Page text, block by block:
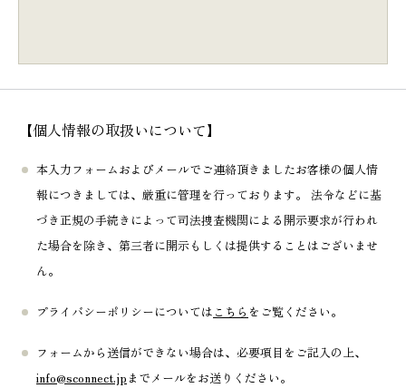
【個人情報の取扱いについて】
本入力フォームおよびメールでご連絡頂きましたお客様の個人情
報につきましては、厳重に管理を行っております。 法令などに基
づき正規の手続きによって司法捜査機関による開示要求が行われ
た場合を除き、第三者に開示もしくは提供することはございませ
ん。
プライバシーポリシーについては こちら をご覧ください。
フォームから送信ができない場合は、必要項目をご記入の上、
info@sconnect.jp までメールをお送りください。